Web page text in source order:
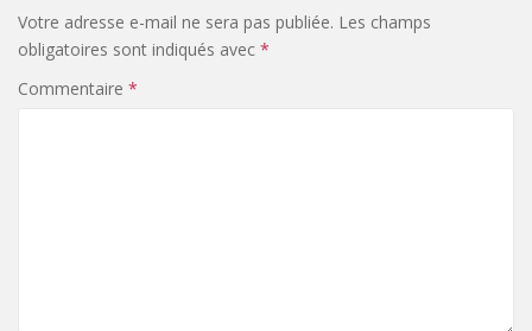
Votre adresse e-mail ne sera pas publiée. Les champs
obligatoires sont indiqués avec *
Commentaire *